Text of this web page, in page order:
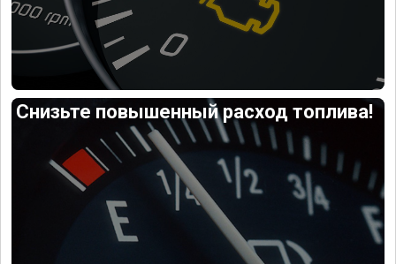
Снизьте повышенный расход топлива!